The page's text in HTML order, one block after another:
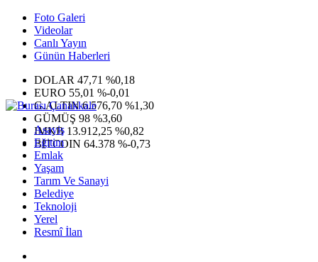
Foto Galeri
Videolar
Canlı Yayın
Günün Haberleri
DOLAR 47,71 %0,18
EURO 55,01 %-0,01
G.ALTIN6.576,70 %1,30
GÜMÜŞ 98 %3,60
IMKB 13.912,25 %0,82
BITCOIN 64.378 %-0,73
Asayiş
Eğitim
Emlak
Yaşam
Tarım Ve Sanayi
Belediye
Teknoloji
Yerel
Resmî İlan